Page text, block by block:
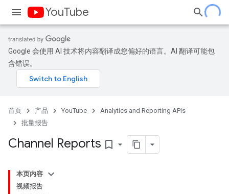
YouTube
Google 会使用 AI 技术将内容翻译成您偏好的语言。AI 翻译可能包
含错误。
首页 产品 YouTube
Analytics and Reporting APIs
批量报告
Channel Reports bookmark_border
本页内容
视频报告